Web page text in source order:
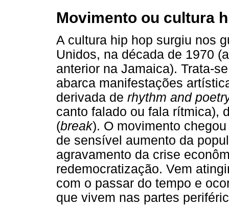
Movimento ou cultura
A cultura hip hop surgiu nos
Unidos, na década de 1970
anterior na Jamaica). Trata-
abarca manifestações
derivada de rhythm and
canto falado ou fala rítmica),
(break). O movimento
de sensível aumento da
agravamento da crise
redemocratização. Vem
com o passar do tempo e
que vivem nas partes